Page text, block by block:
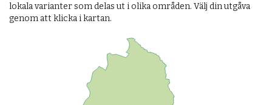
lokala varianter som delas ut i olika områden. Välj din utgåva
genom att klicka i kartan.